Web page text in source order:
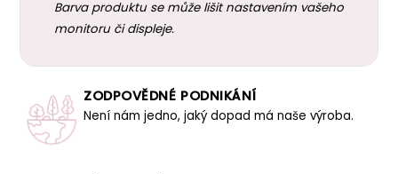
Barva produktu se může lišit nastavením vašeho
monitoru či displeje.
ZODPOVĚDNÉ PODNIKÁNÍ
Není nám jedno, jaký dopad má naše výroba.